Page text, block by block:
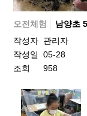
오전체험
남양초
작성자 관리자
작성일
05-28
조회
958